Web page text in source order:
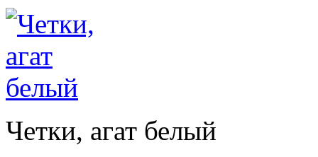
Четки, агат белый